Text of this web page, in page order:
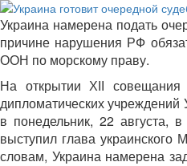
Украина намерена подать
причине нарушения РФ
ООН по морскому праву.
На открытии ХІІ совещания
дипломатических учреждений
в понедельник, 22 августа,
выступил глава
словам, Украина намерена